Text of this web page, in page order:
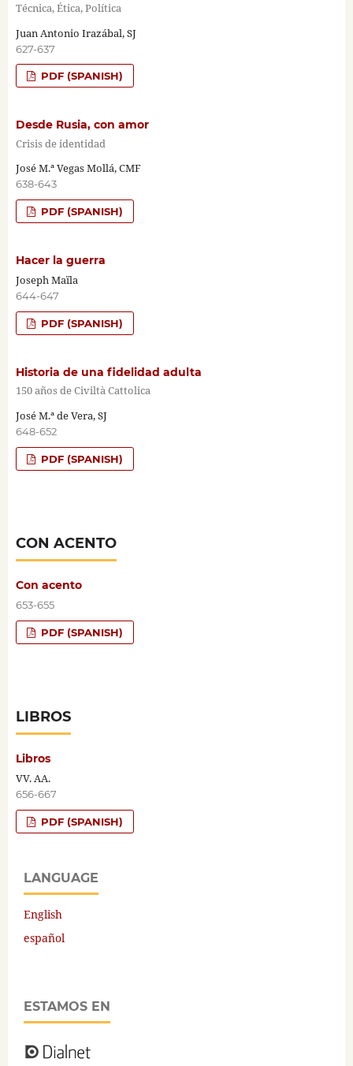
Técnica, Ética, Política
Juan Antonio Irazábal, SJ
627-637
PDF (SPANISH)
Desde Rusia, con amor
Crisis de identidad
José M.ª Vegas Mollá, CMF
638-643
PDF (SPANISH)
Hacer la guerra
Joseph Maïla
644-647
PDF (SPANISH)
Historia de una fidelidad adulta
150 años de Civiltà Cattolica
José M.ª de Vera, SJ
648-652
PDF (SPANISH)
CON ACENTO
Con acento
653-655
PDF (SPANISH)
LIBROS
Libros
VV. AA.
656-667
PDF (SPANISH)
LANGUAGE
English
español
ESTAMOS EN